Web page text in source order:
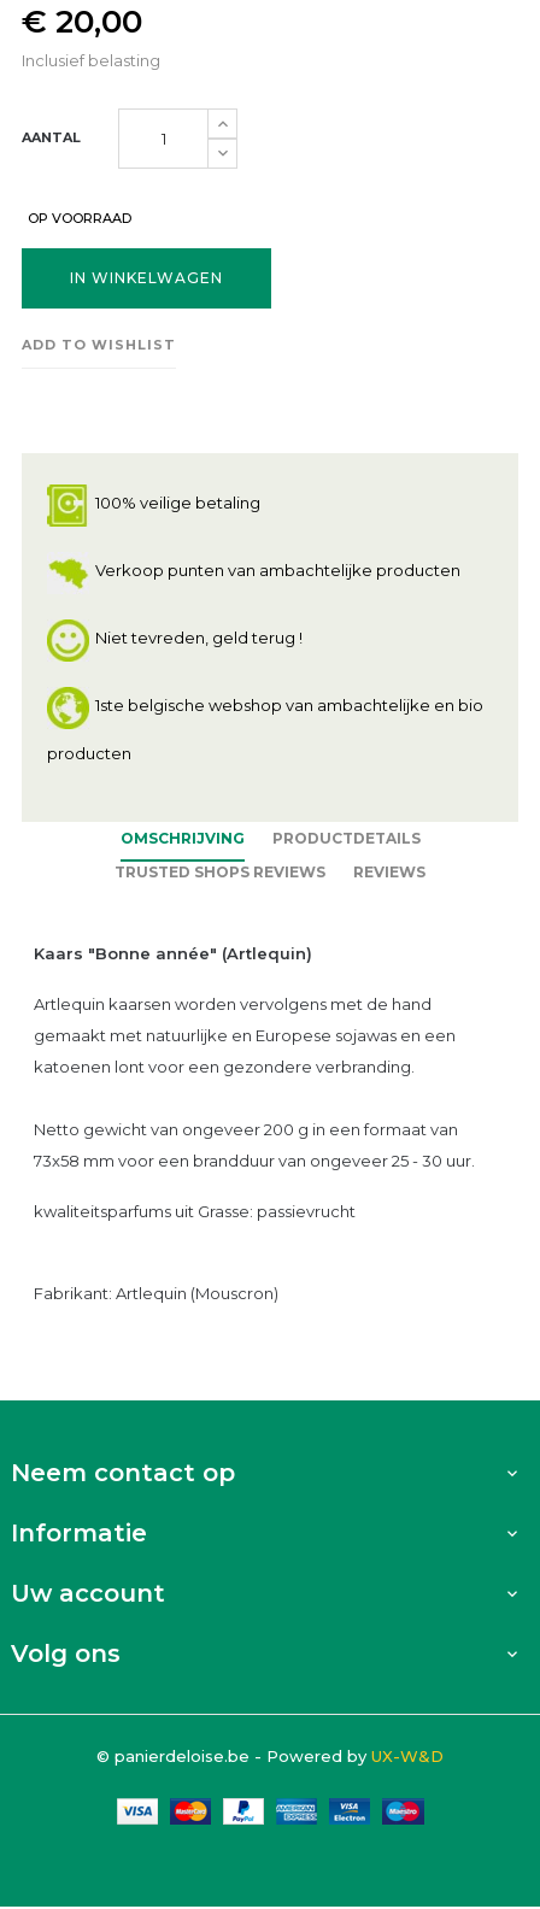
€ 20,00
Inclusief belasting
AANTAL
OP VOORRAAD
IN WINKELWAGEN
ADD TO WISHLIST
100% veilige betaling
Verkoop punten van ambachtelijke producten
Niet tevreden, geld terug !
1ste belgische webshop van ambachtelijke en bio
producten
OMSCHRIJVING
PRODUCTDETAILS
TRUSTED SHOPS REVIEWS
REVIEWS
Kaars "Bonne année" (Artlequin)
Artlequin kaarsen worden vervolgens met de hand
gemaakt met natuurlijke en Europese sojawas en een
katoenen lont voor een gezondere verbranding.
Netto gewicht van ongeveer 200 g in een formaat van
73x58 mm voor een brandduur van ongeveer 25 - 30 uur.
kwaliteitsparfums uit Grasse: passievrucht
Fabrikant: Artlequin (Mouscron)
Neem contact op 
Informatie 
Uw account 
Volg ons 
© panierdeloise.be - Powered by UX-W&D